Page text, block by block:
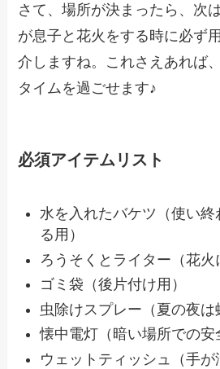
さて、場所が決まったら、次
が息子と花火をする時に必ず
介しますね。これさえあれば
タイムを過ごせます♪
必須アイテムリスト
水を入れたバケツ（使い
る用）
ろうそくとライター（花火
ゴミ袋（後片付け用）
虫除けスプレー（夏の夜は
懐中電灯（暗い場所での安
ウェットティッシュ（手が